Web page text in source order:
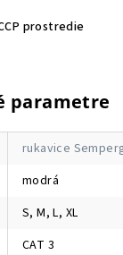
prostredie
parametre
rukavice
modrá
S, M, L, XL
CAT 3